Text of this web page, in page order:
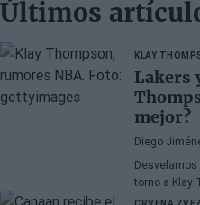
Últimos
KLAY
Lakers
mejor?
Diego
torno a Klay